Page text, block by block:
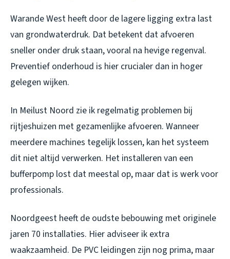
Warande West heeft door de lagere ligging extra last
van grondwaterdruk. Dat betekent dat afvoeren
sneller onder druk staan, vooral na hevige regenval.
Preventief onderhoud is hier crucialer dan in hoger
gelegen wijken.
In Meilust Noord zie ik regelmatig problemen bij
rijtjeshuizen met gezamenlijke afvoeren. Wanneer
meerdere machines tegelijk lossen, kan het systeem
dit niet altijd verwerken. Het installeren van een
bufferpomp lost dat meestal op, maar dat is werk voor
professionals.
Noordgeest heeft de oudste bebouwing met originele
jaren 70 installaties. Hier adviseer ik extra
waakzaamheid. De PVC leidingen zijn nog prima, maar